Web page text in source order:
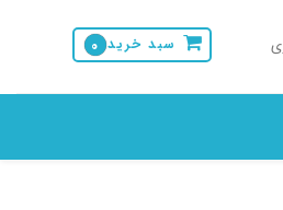
سبد خرید 0